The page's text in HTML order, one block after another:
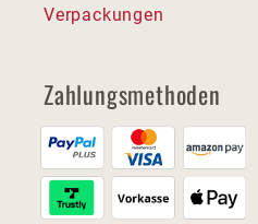
Verpackungen
Zahlungsmethoden